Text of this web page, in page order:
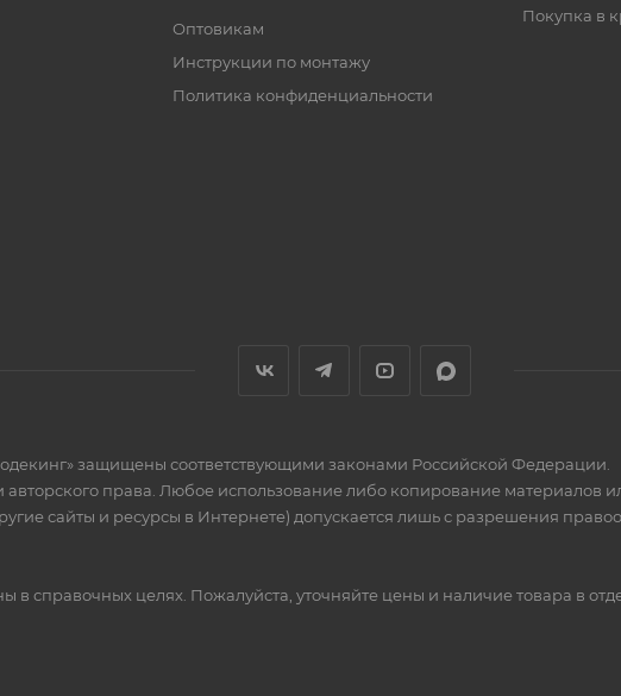
Оптовикам
Инструкции по монтажу
Политика конфиденциальности
Покупка в
защищены соответствующими законами Российской Федерации.
права. Любое использование либо копирование материалов
сайты и ресурсы в Интернете) допускается лишь с разрешения
справочных целях. Пожалуйста, уточняйте цены и наличие товара в